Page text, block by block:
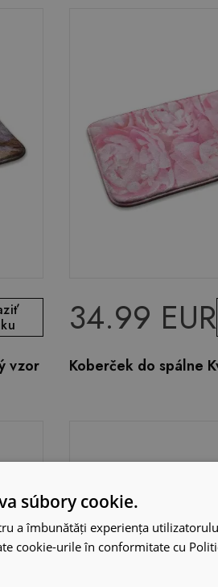
vzor
34.99 EUR
Koberček do spálne
súbory cookie.
a îmbunătăți experiența
cookie-urile în conformitate cu